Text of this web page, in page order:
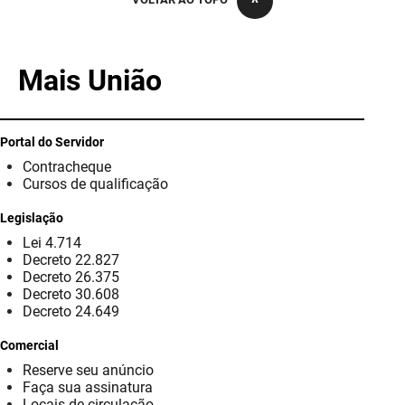
PBTUR
Projeto Cooperar
PROCASE
PROCON
Polícia Militar
Rádio Tabajara
Mais União
Portal do Servidor
Contracheque
Cursos de qualificação
Legislação
Lei 4.714
Decreto 22.827
Decreto 26.375
Decreto 30.608
Decreto 24.649
Comercial
Reserve seu anúncio
Faça sua assinatura